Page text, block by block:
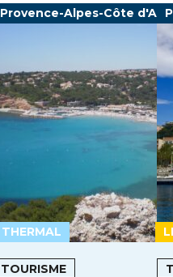
THERMAL
Provence-Alpes-Côte
TOURISME